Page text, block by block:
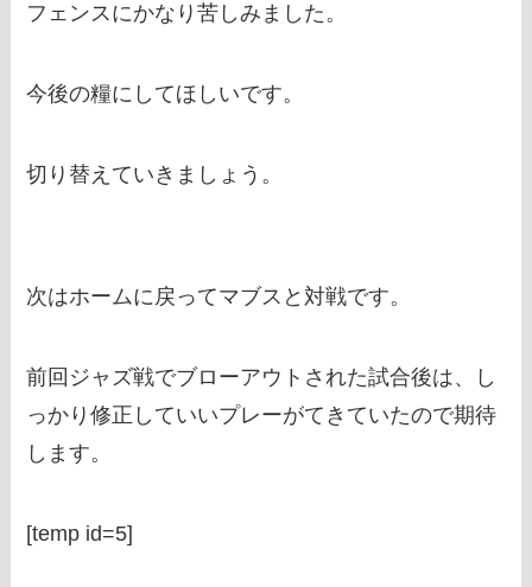
フェンスにかなり苦しみました。
今後の糧にしてほしいです。
切り替えていきましょう。
次はホームに戻ってマブスと対戦です。
前回ジャズ戦でブローアウトされた試合後は、し
っかり修正していいプレーがてきていたので期待
します。
[temp id=5]